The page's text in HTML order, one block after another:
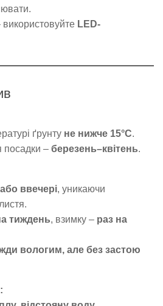
LED-
ґрунту не нижче 15°C.
посадки –березень–квітень.
ввечері, уникаючи
тиждень, взимку – раз на
вологим, але без застою